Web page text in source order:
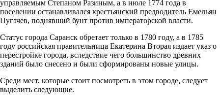
управляемым Степаном Разиным, а в июле 1774 года в
поселении останавливался крестьянский предводитель Емельян
Пугачев, поднявший бунт против императорской власти.
Статус города Саранск обретает только в 1780 году, а в 1785
году российская правительница Екатерина Вторая издает указ о
перестройке города, вследствие чего большинство древних
зданий было снесено и были сформированы новые улицы.
Среди мест, которые стоит посмотреть в этом городе, следует
выделить следующие.